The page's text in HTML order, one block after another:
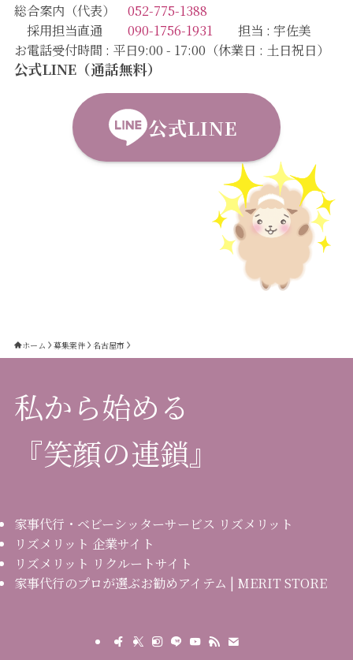
総合案内（代表） 052-775-1388
採用担当直通 090-1756-1931 担当 : 宇佐美
お電話受付時間 : 平日9:00 - 17:00（休業日 : 土日祝日）
公式LINE（通話無料）
公式LINE
ホーム 募集案件 名古屋市
私から始める
『笑顔の連鎖』
家事代行・ベビーシッターサービス リズメリット
リズメリット 企業サイト
リズメリット リクルートサイト
家事代行のプロが選ぶお勧めアイテム | MERIT STORE